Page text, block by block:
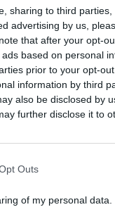
sharing to third
advertising by us,
that after your opt-
based on personal
prior to your opt-
information by third
also be disclosed by
further disclose it to
Outs
of my personal data.